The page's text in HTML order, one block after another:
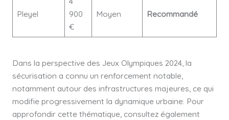
Pleyel
900
€
Moyen Recommandé
Dans la perspective des Jeux Olympiques 2024, la
sécurisation a connu un renforcement notable,
notamment autour des infrastructures majeures, ce qui
modifie progressivement la dynamique urbaine. Pour
approfondir cette thématique, consultez également